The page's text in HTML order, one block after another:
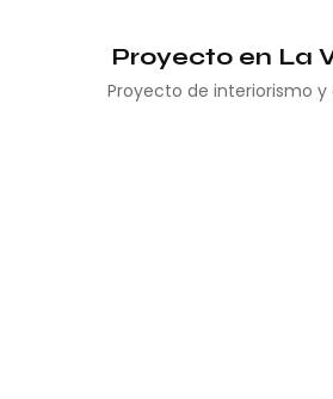
Proyecto en La
Proyecto de interiorismo